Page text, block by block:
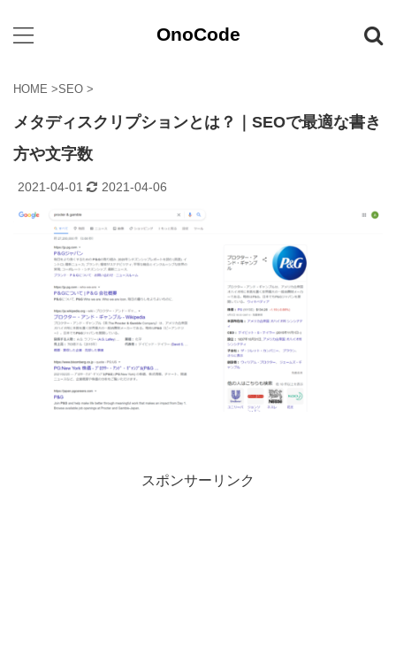
OnoCode
HOME >SEO >
メタディスクリプションとは？｜SEOで最適な書き
方や文字数
2021-04-01 2021-04-06
スポンサーリンク